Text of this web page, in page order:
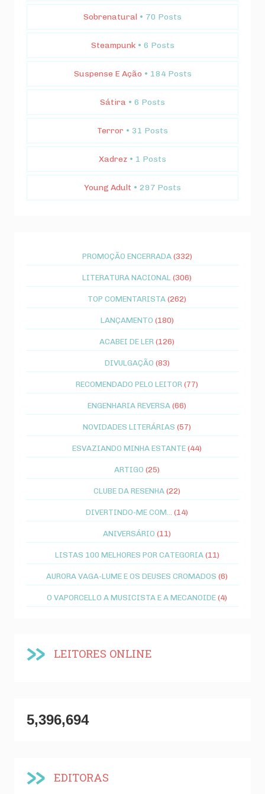
Sobrenatural • 70 Posts
Steampunk • 6 Posts
Suspense E Ação • 184 Posts
Sátira • 6 Posts
Terror • 31 Posts
Xadrez • 1 Posts
Young Adult • 297 Posts
PROMOÇÃO ENCERRADA (332)
LITERATURA NACIONAL (306)
TOP COMENTARISTA(262)
LANÇAMENTO (180)
ACABEI DE LER (126)
DIVULGAÇÃO (83)
RECOMENDADO PELO LEITOR (77)
ENGENHARIA REVERSA(66)
NOVIDADES LITERÁRIAS (57)
ESVAZIANDO MINHA ESTANTE(44)
ARTIGO (25)
CLUBE DA RESENHA(22)
DIVERTINDO-ME COM... (14)
ANIVERSÁRIO (11)
LISTAS 100 MELHORES POR CATEGORIA (11)
AURORA VAGA-LUME E OS DEUSES CROMADOS (6)
O VAPORCELLO A MUSICISTA E A MECANOIDE(4)
LEITORES ONLINE
5,396,694
EDITORAS